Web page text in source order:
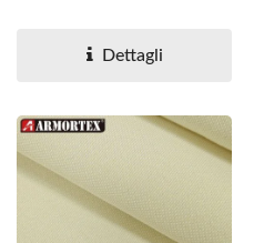
rivestimento...Dettagli